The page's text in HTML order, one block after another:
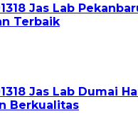
Jas Lab
Terbaik
Jas Lab Dumai
Berkualitas